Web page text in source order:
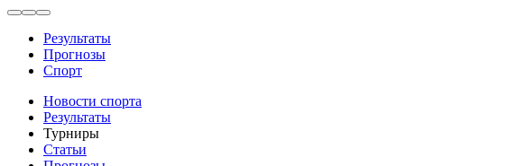
Результаты
Прогнозы
Спорт
Новости спорта
Результаты
Турниры
Статьи